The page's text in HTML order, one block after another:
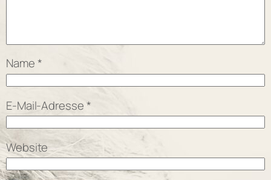
Name *
E-Mail-Adresse*
Website